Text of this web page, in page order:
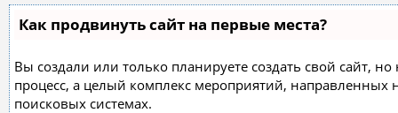
Как продвинуть сайт на первые места?
Вы создали или только планируете создать свой сайт,
процесс, а целый комплекс мероприятий,
поисковых системах.